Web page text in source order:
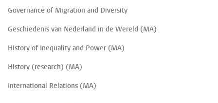
Governance of Migration and Diversity
Geschiedenis van Nederland in de Wereld (MA)
History of Inequality and Power (MA)
History (research) (MA)
International Relations (MA)